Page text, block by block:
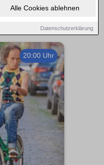
Alle Cookies ablehnen
Datenschutzerklärung
im Überblick und Tickets.
20:00 Uhr